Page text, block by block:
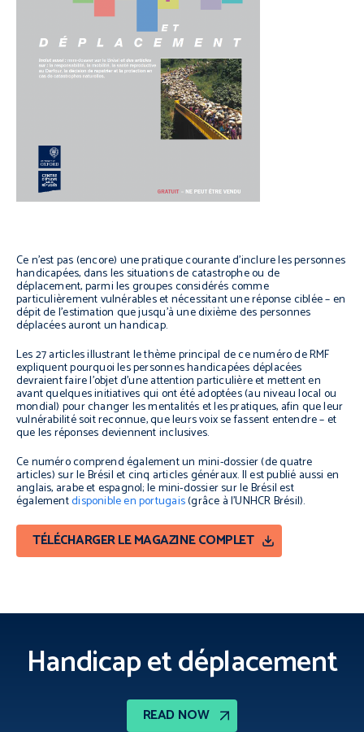
Ce n’est pas (encore) une pratique courante d’inclure les personnes
handicapées, dans les situations de catastrophe ou de
déplacement, parmi les groupes considérés comme
particulièrement vulnérables et nécessitant une réponse ciblée – en
dépit de l’estimation que jusqu’à une dixième des personnes
déplacées auront un handicap.
Les 27 articles illustrant le thème principal de ce numéro de RMF
expliquent pourquoi les personnes handicapées déplacées
devraient faire l’objet d’une attention particulière et mettent en
avant quelques initiatives qui ont été adoptées (au niveau local ou
mondial) pour changer les mentalités et les pratiques, afin que leur
vulnérabilité soit reconnue, que leurs voix se fassent entendre – et
que les réponses deviennent inclusives.
Ce numéro comprend également un mini-dossier (de quatre
articles) sur le Brésil et cinq articles généraux. Il est publié aussi en
anglais, arabe et espagnol; le mini-dossier sur le Brésil est
égalementdisponible en portugais(grâce à l’UNHCR Brésil).
TÉLÉCHARGER LE MAGAZINE COMPLET
Handicap et déplacement
READ NOW